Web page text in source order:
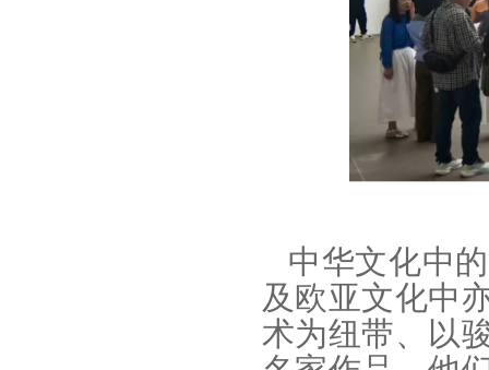
中华文化中
及欧亚文化中
术为纽带、以